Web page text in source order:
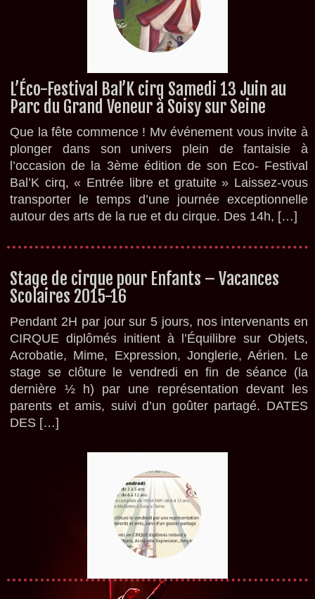
L’Éco-Festival Bal’K cirq Samedi 13 Juin au
Parc du Grand Veneur à Soisy sur Seine
Que la fête commence ! Mv événement vous invite à
plonger dans son univers plein de fantaisie à
l’occasion de la 3ème édition de son Eco- Festival
Bal’K cirq, « Entrée libre et gratuite » Laissez-vous
transporter le temps d’une journée exceptionnelle
autour des arts de la rue et du cirque. Des 14h, […]
Stage de cirque pour Enfants – Vacances
Scolaires 2015-16
Pendant 2H par jour sur 5 jours, nos intervenants en
CIRQUE diplômés initient à l’Équilibre sur Objets,
Acrobatie, Mime, Expression, Jonglerie, Aérien. Le
stage se clôture le vendredi en fin de séance (la
dernière ½ h) par une représentation devant les
parents et amis, suivi d’un goûter partagé. DATES
DES […]